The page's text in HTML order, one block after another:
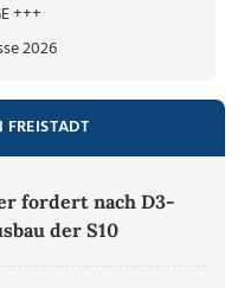
+++
fordert nach D3-
der S10